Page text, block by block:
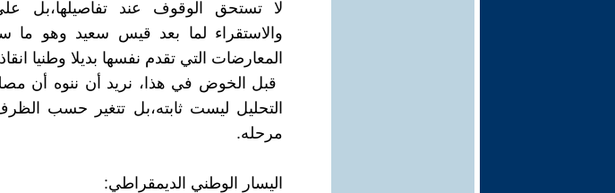
لا تستحق الوقوف عند تفاصيلها،بل
والاستقراء لما بعد قيس سعيد وهو ما
المعارضات التي تقدم نفسها بديلا وطنيا
قبل الخوض في هذا، نريد أن ننوه أن
التحليل ليست ثابته،بل تتغير حسب
مرحله.
اليسار الوطني الديمقراطي: